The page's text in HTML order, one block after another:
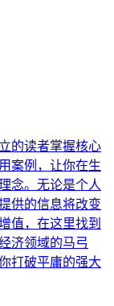
的读者掌握核心
案例，让你在生
念。无论是个人
供的信息将改变
值，在这里找到
济领域的马弓
打破平庸的强大